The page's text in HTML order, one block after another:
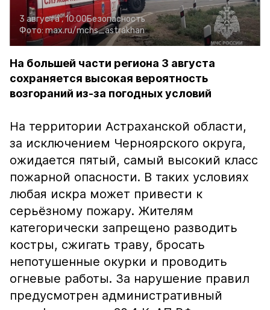
3 августа , 10:00Безопасность
Фото: max.ru/mchs_astrakhan
На большей части региона 3 августа
сохраняется высокая вероятность
возгораний из-за погодных условий
На территории Астраханской области,
за исключением Черноярского округа,
ожидается пятый, самый высокий класс
пожарной опасности. В таких условиях
любая искра может привести к
серьёзному пожару. Жителям
категорически запрещено разводить
костры, сжигать траву, бросать
непотушенные окурки и проводить
огневые работы. За нарушение правил
предусмотрен административный